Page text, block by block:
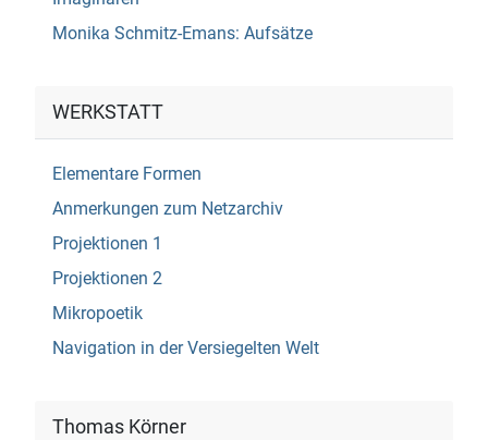
Monika Schmitz-Emans: Aufsätze
WERKSTATT
Elementare Formen
Anmerkungen zum Netzarchiv
Projektionen 1
Projektionen 2
Mikropoetik
Navigation in der Versiegelten Welt
Thomas Körner